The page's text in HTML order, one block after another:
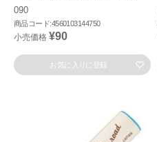
090
商品コード:4560103144750
小売価格 ¥90
お気に入りに登録